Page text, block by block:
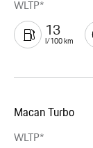
WLTP*
13
l/100 km
Macan Turbo
WLTP*